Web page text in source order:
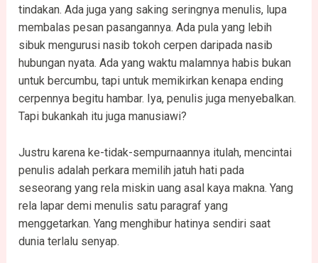
tindakan. Ada juga yang saking seringnya menulis, lupa
membalas pesan pasangannya. Ada pula yang lebih
sibuk mengurusi nasib tokoh cerpen daripada nasib
hubungan nyata. Ada yang waktu malamnya habis bukan
untuk bercumbu, tapi untuk memikirkan kenapa ending
cerpennya begitu hambar. Iya, penulis juga menyebalkan.
Tapi bukankah itu juga manusiawi?
Justru karena ke-tidak-sempurnaannya itulah, mencintai
penulis adalah perkara memilih jatuh hati pada
seseorang yang rela miskin uang asal kaya makna. Yang
rela lapar demi menulis satu paragraf yang
menggetarkan. Yang menghibur hatinya sendiri saat
dunia terlalu senyap.